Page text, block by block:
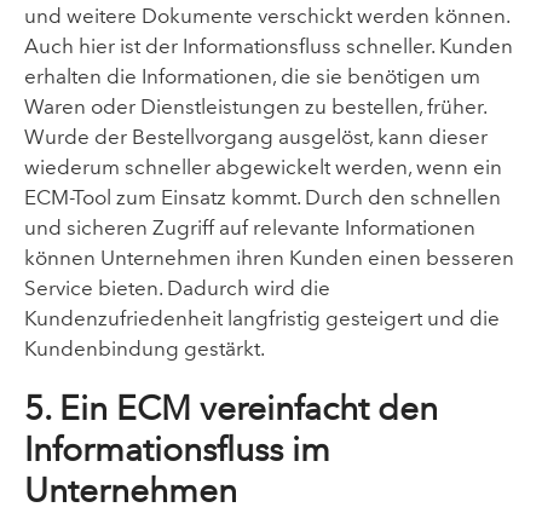
und weitere Dokumente verschickt werden können.
Auch hier ist der Informationsfluss schneller. Kunden
erhalten die Informationen, die sie benötigen um
Waren oder Dienstleistungen zu bestellen, früher.
Wurde der Bestellvorgang ausgelöst, kann dieser
wiederum schneller abgewickelt werden, wenn ein
ECM-Tool zum Einsatz kommt. Durch den schnellen
und sicheren Zugriff auf relevante Informationen
können Unternehmen ihren Kunden einen besseren
Service bieten. Dadurch wird die
Kundenzufriedenheit langfristig gesteigert und die
Kundenbindung gestärkt.
5. Ein ECM vereinfacht den
Informationsfluss im
Unternehmen